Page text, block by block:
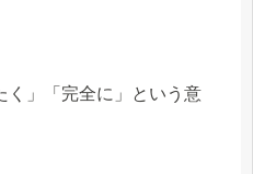
く」「完全に」という意